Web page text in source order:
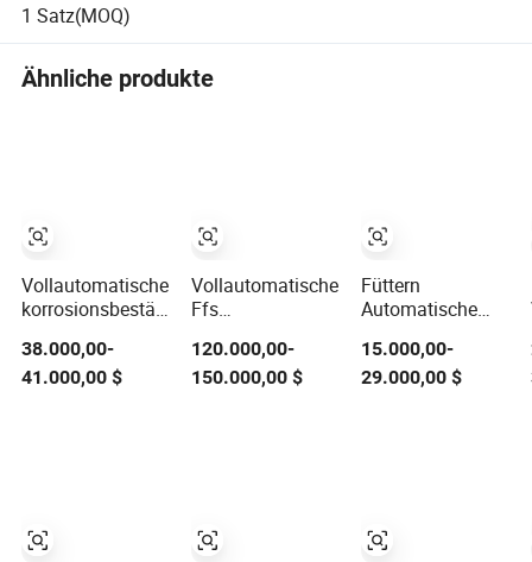
1 Satz(MOQ)
Ähnliche produkte
Vollautomatische
korrosionsbeständige
25kg 30kg
Ventilsackfüllmaschine
38.000,00-
41.000,00 $
Vollautomatische
Ffs
für 25kg 50kg
Dünger Aquafeed
und Versiegeln
Hochgeschwindigkeit
120.000,00-
150.000,00 $
Füttern
Automatische
Halbautomatische
15.000,00-
29.000,00 $